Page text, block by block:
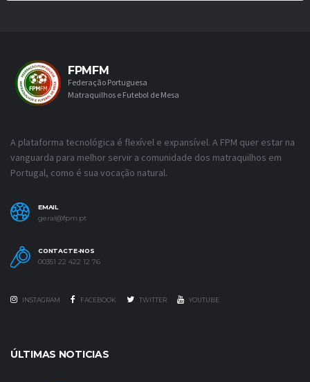
FPMFM
Federação Portuguesa
Matraquilhos e Futebol de Mesa
A plataforma tecnológica é flexível e expansível. A FPM quer estar na
vanguarda para melhor servir a comunidade dos matraquilhos em
Portugal, como é sua vocação natural.
EMAIL
geral@fpm.pt
CONTACTE-NOS
00351 22 422 12 76
INSTAGRAM FACEBOOK TWITTER YOUTUBE
ÚLTIMAS NOTICIAS